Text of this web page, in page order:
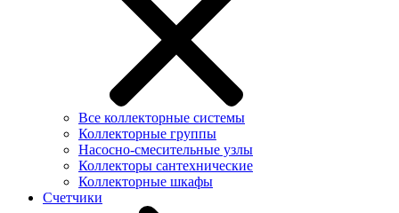
Все коллекторные системы
Коллекторные группы
Насосно-смесительные узлы
Коллекторы сантехнические
Коллекторные шкафы
Счетчики